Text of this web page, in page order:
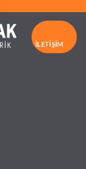
İLETIŞIM